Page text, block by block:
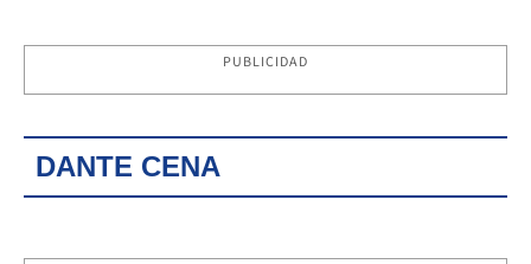
PUBLICIDAD
DANTE CENA